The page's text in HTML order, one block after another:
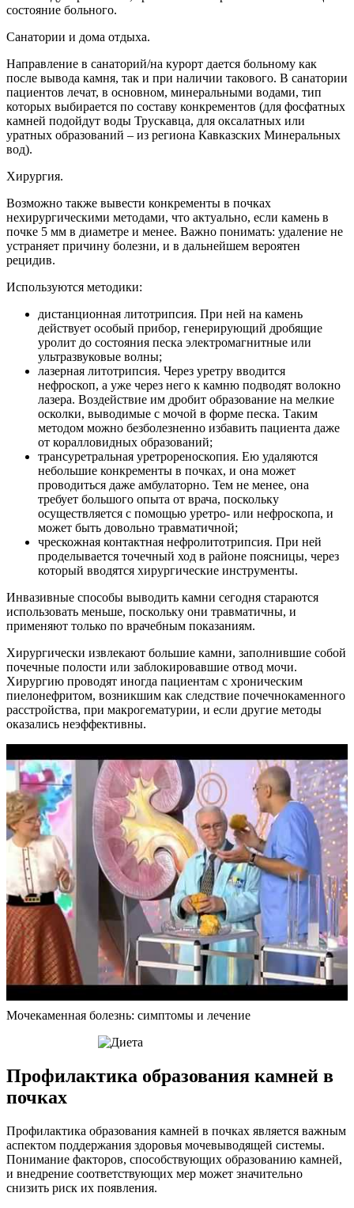
состояние больного.
Санатории и дома отдыха.
Направление в санаторий/на курорт дается больному как
после вывода камня, так и при наличии такового. В санатории
пациентов лечат, в основном, минеральными водами, тип
которых выбирается по составу конкрементов (для фосфатных
камней подойдут воды Трускавца, для оксалатных или
уратных образований – из региона Кавказских Минеральных
вод).
Хирургия.
Возможно также вывести конкременты в почках
нехирургическими методами, что актуально, если камень в
почке 5 мм в диаметре и менее. Важно понимать: удаление не
устраняет причину болезни, и в дальнейшем вероятен
рецидив.
Используются методики:
дистанционная литотрипсия. При ней на камень
действует особый прибор, генерирующий дробящие
уролит до состояния песка электромагнитные или
ультразвуковые волны;
лазерная литотрипсия. Через уретру вводится
нефроскоп, а уже через него к камню подводят волокно
лазера. Воздействие им дробит образование на мелкие
осколки, выводимые с мочой в форме песка. Таким
методом можно безболезненно избавить пациента даже
от коралловидных образований;
трансуретральная уретрореноскопия. Ею удаляются
небольшие конкременты в почках, и она может
проводиться даже амбулаторно. Тем не менее, она
требует большого опыта от врача, поскольку
осуществляется с помощью уретро- или нефроскопа, и
может быть довольно травматичной;
чрескожная контактная нефролитотрипсия. При ней
проделывается точечный ход в районе поясницы, через
который вводятся хирургические инструменты.
Инвазивные способы выводить камни сегодня стараются
использовать меньше, поскольку они травматичны, и
применяют только по врачебным показаниям.
Хирургически извлекают большие камни, заполнившие собой
почечные полости или заблокировавшие отвод мочи.
Хирургию проводят иногда пациентам с хроническим
пиелонефритом, возникшим как следствие почечнокаменного
расстройства, при макрогематурии, и если другие методы
оказались неэффективны.
Мочекаменная болезнь: симптомы и лечение
Профилактика образования камней в
почках
Профилактика образования камней в почках является важным
аспектом поддержания здоровья мочевыводящей системы.
Понимание факторов, способствующих образованию камней,
и внедрение соответствующих мер может значительно
снизить риск их появления.